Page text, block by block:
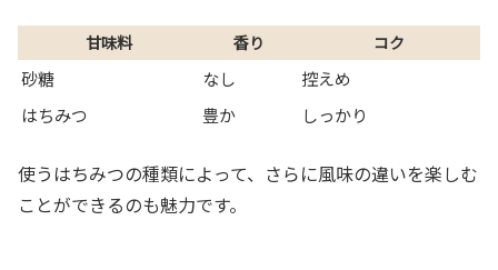
甘味料 香り コク
砂糖 なし
控えめ
はちみつ
豊か しっかり
使うはちみつの種類によって、さらに風味の違いを楽しむ
ことができるのも魅力です。